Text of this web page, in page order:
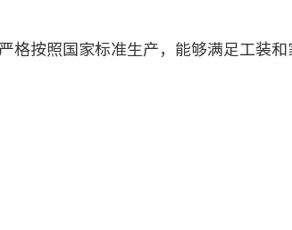
按照国家标准生产，能够满足工装